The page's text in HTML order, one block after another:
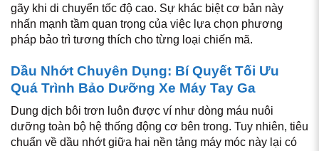
gãy khi di chuyển tốc độ cao. Sự khác biệt cơ bản này
nhấn mạnh tầm quan trọng của việc lựa chọn phương
pháp bảo trì tương thích cho từng loại chiến mã.
Dầu Nhớt Chuyên Dụng: Bí Quyết Tối Ưu
Quá Trình Bảo Dưỡng Xe Máy Tay Ga
Dung dịch bôi trơn luôn được ví như dòng máu nuôi
dưỡng toàn bộ hệ thống động cơ bên trong. Tuy nhiên, tiêu
chuẩn về dầu nhớt giữa hai nền tảng máy móc này lại có